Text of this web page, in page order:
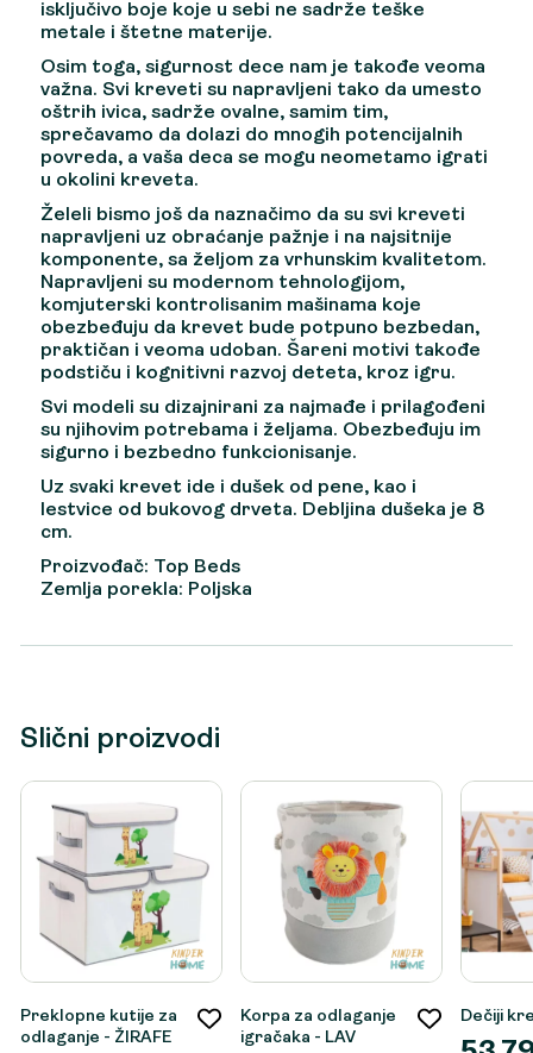
isključivo boje koje u sebi ne sadrže teške
metale i štetne materije.
Osim toga, sigurnost dece nam je takođe veoma
važna. Svi kreveti su napravljeni tako da umesto
oštrih ivica, sadrže ovalne, samim tim,
sprečavamo da dolazi do mnogih potencijalnih
povreda, a vaša deca se mogu neometamo igrati
u okolini kreveta.
Želeli bismo još da naznačimo da su svi kreveti
napravljeni uz obraćanje pažnje i na najsitnije
komponente, sa željom za vrhunskim kvalitetom.
Napravljeni su modernom tehnologijom,
komjuterski kontrolisanim mašinama koje
obezbeđuju da krevet bude potpuno bezbedan,
praktičan i veoma udoban. Šareni motivi takođe
podstiču i kognitivni razvoj deteta, kroz igru.
Svi modeli su dizajnirani za najmađe i prilagođeni
su njihovim potrebama i željama. Obezbeđuju im
sigurno i bezbedno funkcionisanje.
Uz svaki krevet ide i dušek od pene, kao i
lestvice od bukovog drveta. Debljina dušeka je 8
cm.
Proizvođač: Top Beds
Zemlja porekla: Poljska
Slični proizvodi
Preklopne kutije za
odlaganje - ŽIRAFE
Korpa za odlaganje
igračaka - LAV
Dečiji